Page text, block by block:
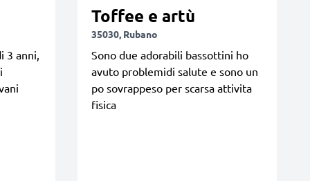
3 anni,
Toffee e artù
35030, Rubano
Sono due adorabili bassottini ho
avuto problemidi salute e sono un
po sovrappeso per scarsa attivita
fisica